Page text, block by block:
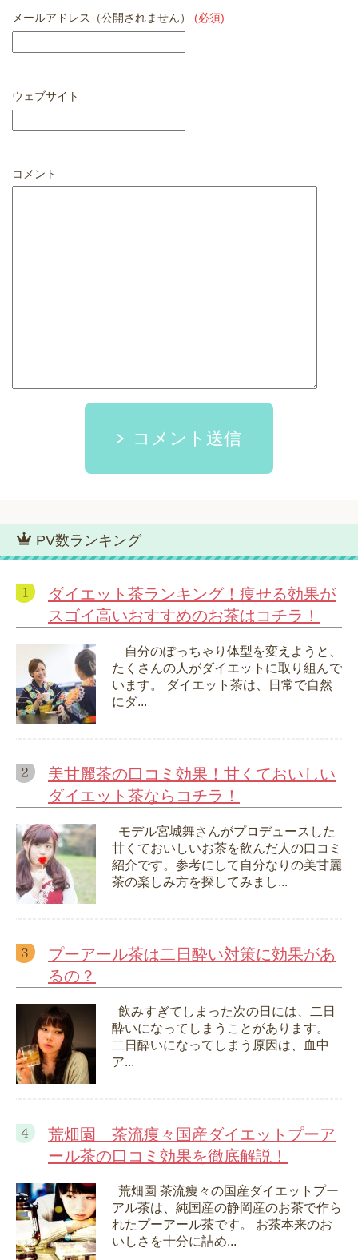
メールアドレス（公開されません） (必須)
ウェブサイト
コメント
コメント送信
PV数ランキング
ダイエット茶ランキング！痩せる効果が
スゴイ高いおすすめのお茶はコチラ！
自分のぽっちゃり体型を変えようと、
たくさんの人がダイエットに取り組んで
います。 ダイエット茶は、日常で自然
にダ...
美甘麗茶の口コミ効果！甘くておいしい
ダイエット茶ならコチラ！
モデル宮城舞さんがプロデュースした
甘くておいしいお茶を飲んだ人の口コミ
紹介です。参考にして自分なりの美甘麗
茶の楽しみ方を探してみまし...
プーアール茶は二日酔い対策に効果があ
るの？
飲みすぎてしまった次の日には、二日
酔いになってしまうことがあります。
二日酔いになってしまう原因は、血中
ア...
荒畑園 茶流痩々国産ダイエットプーア
ール茶の口コミ効果を徹底解説！
荒畑園 茶流痩々の国産ダイエットプー
アル茶は、純国産の静岡産のお茶で作ら
れたプーアール茶です。 お茶本来のお
いしさを十分に詰め...